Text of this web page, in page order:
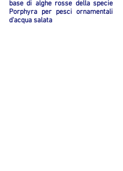
base di alghe rosse della specie
Porphyra per pesci ornamentali
d'acqua salata